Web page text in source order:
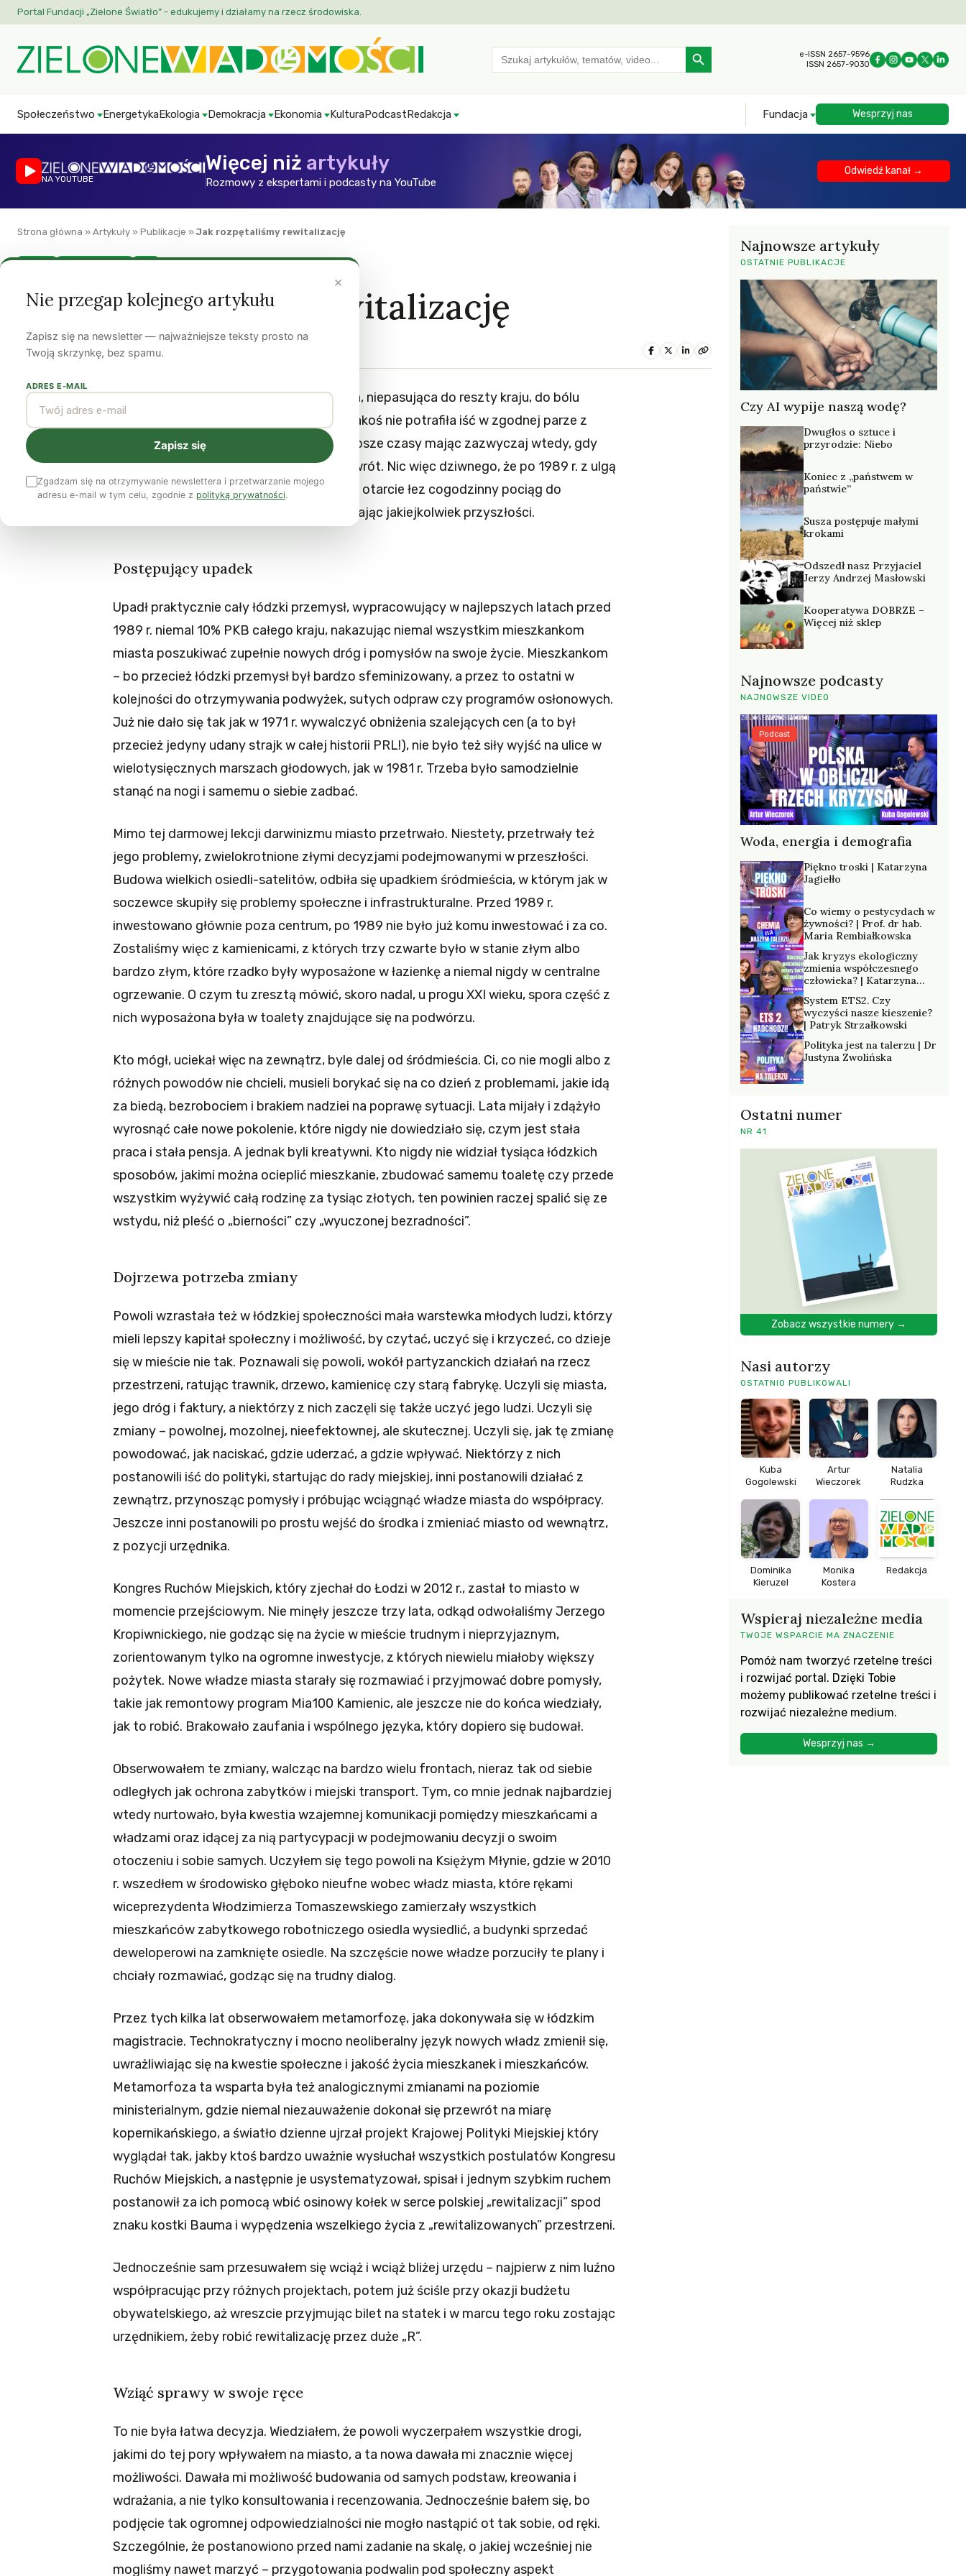
Portal Fundacji „Zielone Światło” - edukujemy i działamy na rzecz środowiska.
Search
for:
Search Button
e-ISSN 2657-9596
ISSN 2657-9030
Społeczeństwo EnergetykaEkologia Demokracja Ekonomia KulturaPodcastRedakcja Fundacja Wesprzyj nas
NA YOUTUBE
Więcej niż artykuły
Rozmowy z ekspertami i podcasty na YouTube
Odwiedź kanał →
Strona główna » Artykuły » Publikacje »Jak rozpętaliśmy rewitalizację
Jak rozpętaliśmy rewitalizację
Jarosław Ogrodowski 1 grudnia 2014
Łódź była zawsze jakaś taka inna. Osobna, niepasująca do reszty kraju, do bólu
nieromantyczna i pracowita. Co gorsza, jakoś nie potrafiła iść w zgodnej parze z
dokonującymi się w kraju zmianami, najlepsze czasy mając zazwyczaj wtedy, gdy
Polska przeżywała te najgorsze – i na odwrót. Nic więc dziwnego, że po 1989 r. z ulgą
skazano miasto na zapomnienie, dając na otarcie łez cogodzinny pociąg do
Warszawy, którym można było uciec szukając jakiejkolwiek przyszłości.
Postępujący upadek
Upadł praktycznie cały łódzki przemysł, wypracowujący w najlepszych latach przed
1989 r. niemal 10% PKB całego kraju, nakazując niemal wszystkim mieszkankom
miasta poszukiwać zupełnie nowych dróg i pomysłów na swoje życie. Mieszkankom
– bo przecież łódzki przemysł był bardzo sfeminizowany, a przez to ostatni w
kolejności do otrzymywania podwyżek, sutych odpraw czy programów osłonowych.
Już nie dało się tak jak w 1971 r. wywalczyć obniżenia szalejących cen (a to był
przecież jedyny udany strajk w całej historii PRL!), nie było też siły wyjść na ulice w
wielotysięcznych marszach głodowych, jak w 1981 r. Trzeba było samodzielnie
stanąć na nogi i samemu o siebie zadbać.
Mimo tej darmowej lekcji darwinizmu miasto przetrwało. Niestety, przetrwały też
jego problemy, zwielokrotnione złymi decyzjami podejmowanymi w przeszłości.
Budowa wielkich osiedli-satelitów, odbiła się upadkiem śródmieścia, w którym jak w
soczewce skupiły się problemy społeczne i infrastrukturalne. Przed 1989 r.
inwestowano głównie poza centrum, po 1989 nie było już komu inwestować i za co.
Zostaliśmy więc z kamienicami, z których trzy czwarte było w stanie złym albo
bardzo złym, które rzadko były wyposażone w łazienkę a niemal nigdy w centralne
ogrzewanie. O czym tu zresztą mówić, skoro nadal, u progu XXI wieku, spora część z
nich wyposażona była w toalety znajdujące się na podwórzu.
Kto mógł, uciekał więc na zewnątrz, byle dalej od śródmieścia. Ci, co nie mogli albo z
różnych powodów nie chcieli, musieli borykać się na co dzień z problemami, jakie idą
za biedą, bezrobociem i brakiem nadziei na poprawę sytuacji. Lata mijały i zdążyło
wyrosnąć całe nowe pokolenie, które nigdy nie dowiedziało się, czym jest stała
praca i stała pensja. A jednak byli kreatywni. Kto nigdy nie widział tysiąca łódzkich
sposobów, jakimi można ocieplić mieszkanie, zbudować samemu toaletę czy przede
wszystkim wyżywić całą rodzinę za tysiąc złotych, ten powinien raczej spalić się ze
wstydu, niż pleść o „bierności” czy „wyuczonej bezradności”.
Dojrzewa potrzeba zmiany
Powoli wzrastała też w łódzkiej społeczności mała warstewka młodych ludzi, którzy
mieli lepszy kapitał społeczny i możliwość, by czytać, uczyć się i krzyczeć, co dzieje
się w mieście nie tak. Poznawali się powoli, wokół partyzanckich działań na rzecz
przestrzeni, ratując trawnik, drzewo, kamienicę czy starą fabrykę. Uczyli się miasta,
jego dróg i faktury, a niektórzy z nich zaczęli się także uczyć jego ludzi. Uczyli się
zmiany – powolnej, mozolnej, nieefektownej, ale skutecznej. Uczyli się, jak tę zmianę
powodować, jak naciskać, gdzie uderzać, a gdzie wpływać. Niektórzy z nich
postanowili iść do polityki, startując do rady miejskiej, inni postanowili działać z
zewnątrz, przynosząc pomysły i próbując wciągnąć władze miasta do współpracy.
Jeszcze inni postanowili po prostu wejść do środka i zmieniać miasto od wewnątrz,
z pozycji urzędnika.
Kongres Ruchów Miejskich, który zjechał do Łodzi w 2012 r., zastał to miasto w
momencie przejściowym. Nie minęły jeszcze trzy lata, odkąd odwołaliśmy Jerzego
Kropiwnickiego, nie godząc się na życie w mieście trudnym i nieprzyjaznym,
zorientowanym tylko na ogromne inwestycje, z których niewielu miałoby większy
pożytek. Nowe władze miasta starały się rozmawiać i przyjmować dobre pomysły,
takie jak remontowy program Mia100 Kamienic, ale jeszcze nie do końca wiedziały,
jak to robić. Brakowało zaufania i wspólnego języka, który dopiero się budował.
Obserwowałem te zmiany, walcząc na bardzo wielu frontach, nieraz tak od siebie
odległych jak ochrona zabytków i miejski transport. Tym, co mnie jednak najbardziej
wtedy nurtowało, była kwestia wzajemnej komunikacji pomiędzy mieszkańcami a
władzami oraz idącej za nią partycypacji w podejmowaniu decyzji o swoim
otoczeniu i sobie samych. Uczyłem się tego powoli na Księżym Młynie, gdzie w 2010
r. wszedłem w środowisko głęboko nieufne wobec władz miasta, które rękami
wiceprezydenta Włodzimierza Tomaszewskiego zamierzały wszystkich
mieszkańców zabytkowego robotniczego osiedla wysiedlić, a budynki sprzedać
deweloperowi na zamknięte osiedle. Na szczęście nowe władze porzuciły te plany i
chciały rozmawiać, godząc się na trudny dialog.
Przez tych kilka lat obserwowałem metamorfozę, jaka dokonywała się w łódzkim
magistracie. Technokratyczny i mocno neoliberalny język nowych władz zmienił się,
uwrażliwiając się na kwestie społeczne i jakość życia mieszkanek i mieszkańców.
Metamorfoza ta wsparta była też analogicznymi zmianami na poziomie
ministerialnym, gdzie niemal niezauważenie dokonał się przewrót na miarę
kopernikańskiego, a światło dzienne ujrzał projekt Krajowej Polityki Miejskiej który
wyglądał tak, jakby ktoś bardzo uważnie wysłuchał wszystkich postulatów Kongresu
Ruchów Miejskich, a następnie je usystematyzował, spisał i jednym szybkim ruchem
postanowił za ich pomocą wbić osinowy kołek w serce polskiej „rewitalizacji” spod
znaku kostki Bauma i wypędzenia wszelkiego życia z „rewitalizowanych” przestrzeni.
Jednocześnie sam przesuwałem się wciąż i wciąż bliżej urzędu – najpierw z nim luźno
współpracując przy różnych projektach, potem już ściśle przy okazji budżetu
obywatelskiego, aż wreszcie przyjmując bilet na statek i w marcu tego roku zostając
urzędnikiem, żeby robić rewitalizację przez duże „R”.
Wziąć sprawy w swoje ręce
To nie była łatwa decyzja. Wiedziałem, że powoli wyczerpałem wszystkie drogi,
jakimi do tej pory wpływałem na miasto, a ta nowa dawała mi znacznie więcej
możliwości. Dawała mi możliwość budowania od samych podstaw, kreowania i
wdrażania, a nie tylko konsultowania i recenzowania. Jednocześnie bałem się, bo
podjęcie tak ogromnej odpowiedzialności nie mogło nastąpić ot tak sobie, od ręki.
Szczególnie, że postanowiono przed nami zadanie na skalę, o jakiej wcześniej nie
mogliśmy nawet marzyć – przygotowania podwalin pod społeczny aspekt
Najnowsze artykuły
OSTATNIE PUBLIKACJE
Czy AI wypije naszą wodę?
Dwugłos o sztuce i
przyrodzie: Niebo
Koniec z „państwem w
państwie”
Susza postępuje małymi
krokami
Odszedł nasz Przyjaciel
Jerzy Andrzej Masłowski
Kooperatywa DOBRZE –
Więcej niż sklep
Najnowsze podcasty
NAJNOWSZE VIDEO
Woda, energia i demografia
Podcast
Piękno troski | Katarzyna
Jagiełło
Co wiemy o pestycydach w
żywności? | Prof. dr hab.
Maria Rembiałkowska
Jak kryzys ekologiczny
zmienia współczesnego
człowieka? | Katarzyna
System ETS2. Czy
wyczyści nasze kieszenie?
| Patryk Strzałkowski
Polityka jest na talerzu | Dr
Justyna Zwolińska
Ostatni numer
NR 41
Zobacz wszystkie numery →
Nasi autorzy
OSTATNIO PUBLIKOWALI
Kuba
Gogolewski
Artur
Wieczorek
Natalia
Rudzka
Dominika
Kieruzel
Monika
Kostera
Redakcja
Wspieraj niezależne media
TWOJE WSPARCIE MA ZNACZENIE
Pomóż nam tworzyć rzetelne treści
i rozwijać portal. Dzięki Tobie
możemy publikować rzetelne treści i
rozwijać niezależne medium.
Wesprzyj nas →
×
Nie przegap kolejnego artykułu
Zapisz się na newsletter — najważniejsze teksty prosto na
Twoją skrzynkę, bez spamu.
ADRES E-MAIL
Zapisz się
Zgadzam się na otrzymywanie newslettera i przetwarzanie mojego
adresu e-mail w tym celu, zgodnie z polityką prywatności.